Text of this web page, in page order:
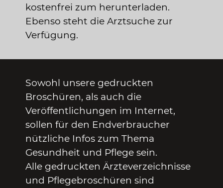
kostenfrei zum herunterladen.
Ebenso steht die Arztsuche zur
Verfügung.
Sowohl unsere gedruckten
Broschüren, als auch die
Veröffentlichungen im Internet,
sollen für den Endverbraucher
nützliche Infos zum Thema
Gesundheit und Pflege sein.
Alle gedruckten Ärzteverzeichnisse
und Pflegebroschüren sind